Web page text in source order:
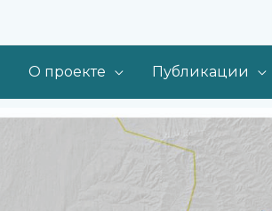
О проекте Публикации